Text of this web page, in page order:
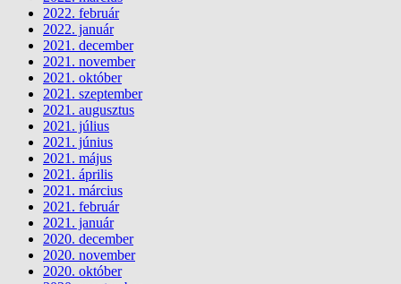
2022. február
2022. január
2021. december
2021. november
2021. október
2021. szeptember
2021. augusztus
2021. július
2021. június
2021. május
2021. április
2021. március
2021. február
2021. január
2020. december
2020. november
2020. október